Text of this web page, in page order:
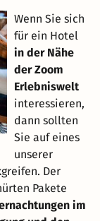
Wenn Sie sich
für ein Hotel
in der Nähe
der Zoom
Erlebniswelt
interessieren,
dann sollten
Sie auf eines
unserer
Der
Pakete
im